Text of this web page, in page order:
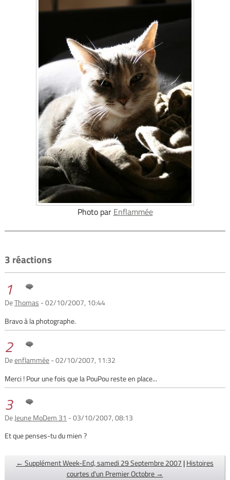
Photo par Enflammée
3 réactions
1
DeThomas - 02/10/2007, 10:44
Bravo à la photographe.
2
Deenflammée- 02/10/2007, 11:32
Merci ! Pour une fois que la PouPou reste en place...
3
DeJeune MoDem 31 - 03/10/2007, 08:13
Et que penses-tu du mien ?
← Supplément Week-End, samedi 29 Septembre 2007 |Histoires
courtes d'un Premier Octobre →